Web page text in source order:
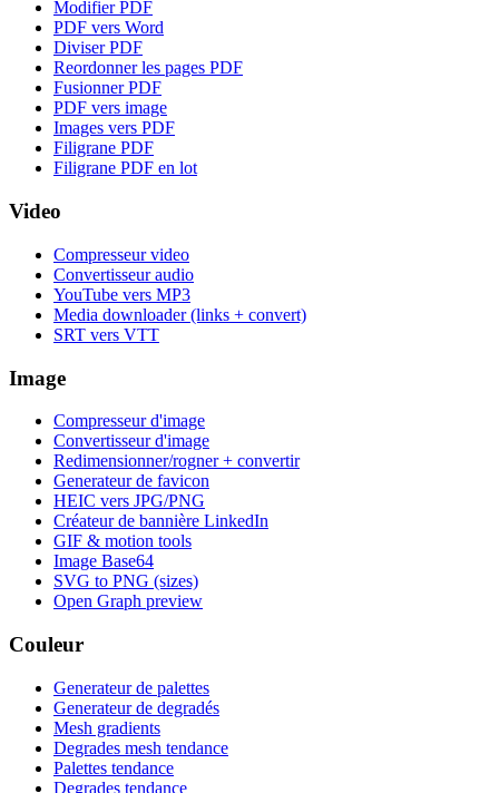
Modifier PDF
PDF vers Word
Diviser PDF
Reordonner les pages PDF
Fusionner PDF
PDF vers image
Images vers PDF
Filigrane PDF
Filigrane PDF en lot
Video
Compresseur video
Convertisseur audio
YouTube vers MP3
Media downloader (links + convert)
SRT vers VTT
Image
Compresseur d'image
Convertisseur d'image
Redimensionner/rogner + convertir
Generateur de favicon
HEIC vers JPG/PNG
Créateur de bannière LinkedIn
GIF & motion tools
Image Base64
SVG to PNG (sizes)
Open Graph preview
Couleur
Generateur de palettes
Generateur de degradés
Mesh gradients
Degrades mesh tendance
Palettes tendance
Degrades tendance